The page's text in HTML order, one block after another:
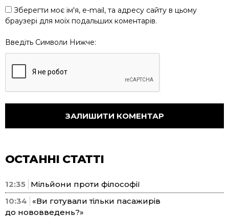
Зберегти моє ім'я, e-mail, та адресу сайту в цьому
браузері для моїх подальших коментарів.
Введіть Символи Нижче:
ОСТАННІ СТАТТІ
12:35 Мільйони проти філософії
10:34
«Ви готували тільки пасажирів
до нововведень?»